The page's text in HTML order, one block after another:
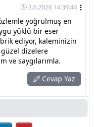
3.6.2026 14:39:44
yoğrulmuş en
yüklü bir eser
ediyor, kaleminizin
güzel dizelere
ve saygılarımla.
Cevap Yaz